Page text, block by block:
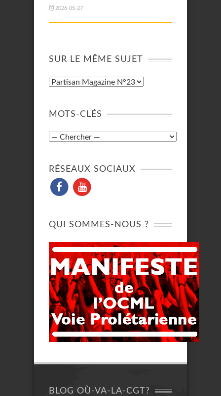
2026-05-27
SUR LE MÊME SUJET
MOTS-CLÉS
RÉSEAUX SOCIAUX
QUI SOMMES-NOUS ?
BLOG OÙ-VA-LA-CGT?